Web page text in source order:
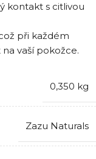
kontakt s citlivou
při každém
vaší pokožce.
0,350 kg
Zazu Naturals